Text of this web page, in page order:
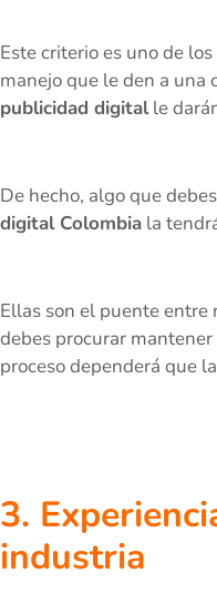
Este criterio es uno de
manejo que le den a una
publicidad digitalle
De hecho, algo que
digital Colombia la
Ellas son el puente entre
debes procurar
proceso dependerá que
3.
industria